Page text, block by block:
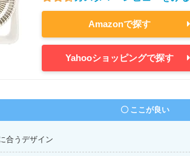
Amazonで探す
Yahooショッピングで探す
ここが良い
合うデザイン